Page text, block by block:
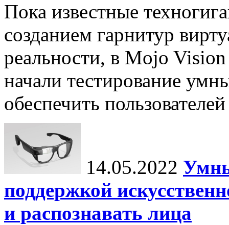
Пока известные
созданием гарнитур
реальности, в Mojo
начали тестирование
обеспечить
14.05.2022
поддержкой
и распознавать лица